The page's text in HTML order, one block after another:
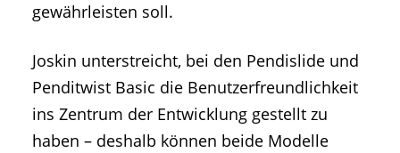
gewährleisten soll.
Joskin unterstreicht, bei den Pendislide und
Penditwist Basic die Benutzerfreundlichkeit
ins Zentrum der Entwicklung gestellt zu
haben – deshalb können beide Modelle